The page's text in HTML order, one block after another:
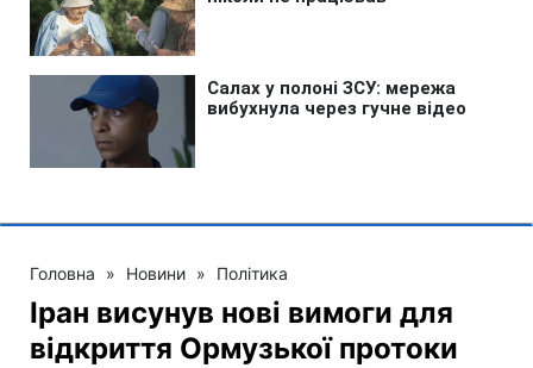
Головна » Новини » Політика
Іран висунув нові вимоги для
відкриття Ормузької протоки